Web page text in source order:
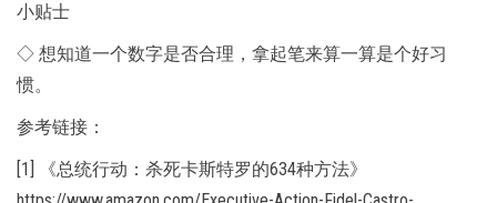
小贴士
◇ 想知道一个数字是否合理，拿起笔来算一算是个好习
惯。
参考链接：
[1] 《总统行动：杀死卡斯特罗的634种方法》